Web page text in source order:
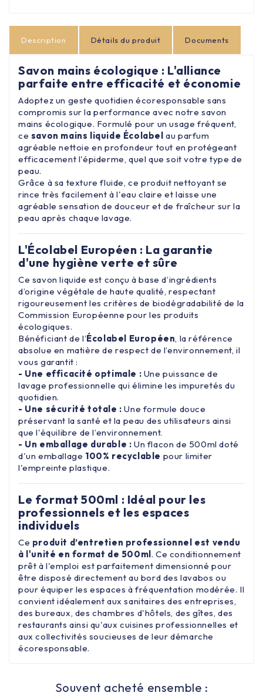
Description Détails du produit Documents
Savon mains écologique : L'alliance
parfaite entre efficacité et économie
Adoptez un geste quotidien écoresponsable sans
compromis sur la performance avec notresavon
mains écologique. Formulé pour un usage fréquent,
ce savon mains liquide Écolabel au parfum
agréable nettoie en profondeur tout en protégeant
efficacement l'épiderme, quel que soit votre type de
peau.
Grâce à sa texture fluide, ce produit nettoyant se
rince très facilement à l'eau claire et laisse une
agréable sensation de douceur et de fraîcheur sur la
peau après chaque lavage.
L'Écolabel Européen : La garantie
d'une hygiène verte et sûre
Ce savon liquide est conçu à base d’ingrédients
d’origine végétale de haute qualité, respectant
rigoureusement les critères de biodégradabilité de la
Commission Européenne pour les produits
écologiques.
Bénéficiant de l’Écolabel Européen, la référence
absolue en matière de respect de l’environnement, il
vous garantit :
- Une efficacité optimale : Une puissance de
lavage professionnelle qui élimine les impuretés du
quotidien.
- Une sécurité totale : Une formule douce
préservant la santé et la peau des utilisateurs ainsi
que l'équilibre de l’environnement.
- Un emballage durable : Un flacon de 500ml doté
d'un emballage 100% recyclable pour limiter
l'empreinte plastique.
Le format 500ml : Idéal pour les
professionnels et les espaces
individuels
Ce produit d’entretien professionnel est vendu
à l'unité en format de 500ml . Ce conditionnement
prêt à l'emploi est parfaitement dimensionné pour
être disposé directement au bord des lavabos ou
pour équiper les espaces à fréquentation modérée. Il
convient idéalement aux sanitaires des entreprises,
des bureaux, des chambres d'hôtels, des gîtes, des
restaurants ainsi qu'aux cuisines professionnelles et
aux collectivités soucieuses de leur démarche
écoresponsable.
Souvent acheté ensemble :